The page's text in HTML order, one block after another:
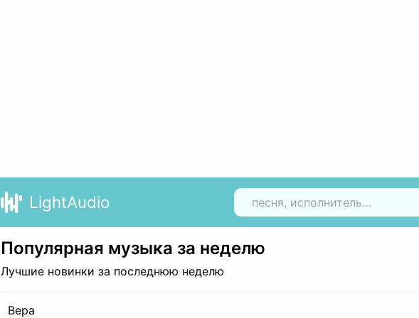
LightAudio
Популярная музыка за неделю
Лучшие новинки за последнюю неделю
Вера